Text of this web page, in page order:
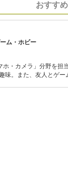
おすす
ム・ホビー
ホ・カメラ」分野を担
味。また、友人とゲー